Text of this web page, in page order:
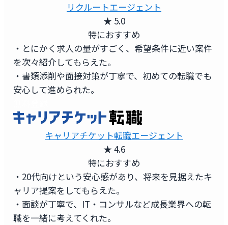
リクルートエージェント
★ 5.0
特におすすめ
・とにかく求人の量がすごく、希望条件に近い案件
を次々紹介してもらえた。
・書類添削や面接対策が丁寧で、初めての転職でも
安心して進められた。
キャリアチケット転職エージェント
★ 4.6
特におすすめ
・20代向けという安心感があり、将来を見据えたキ
ャリア提案をしてもらえた。
・面談が丁寧で、IT・コンサルなど成長業界への転
職を一緒に考えてくれた。